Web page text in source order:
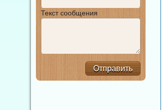
Текст сообщения
Отправить